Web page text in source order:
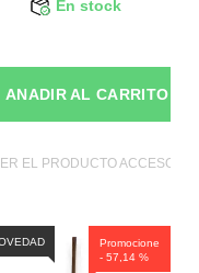
En stock
ANADIR AL CARRITO
EL PRODUCTO
Promocione
- 57,14 %